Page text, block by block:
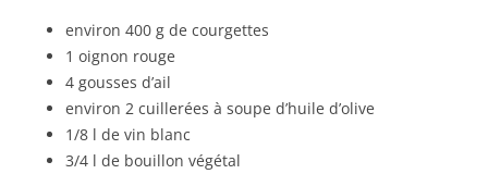
environ 400 g de courgettes
1 oignon rouge
4 gousses d’ail
environ 2 cuillerées à soupe d’huile d’olive
1/8 l de vin blanc
3/4 l de bouillon végétal